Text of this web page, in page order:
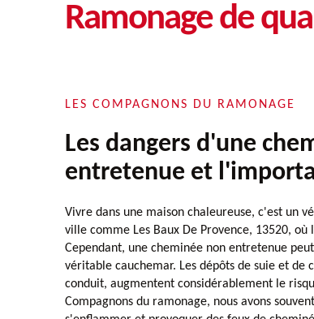
Ramonage de
LES COMPAGNONS DU RAMONAGE
Les dangers d'une
entretenue et
Vivre dans une maison chaleureuse, c'est un
ville comme Les Baux De Provence, 13520,
Cependant, une cheminée non entretenue
véritable cauchemar. Les dépôts de suie et de
conduit, augmentent considérablement le
Compagnons du ramonage, nous avons